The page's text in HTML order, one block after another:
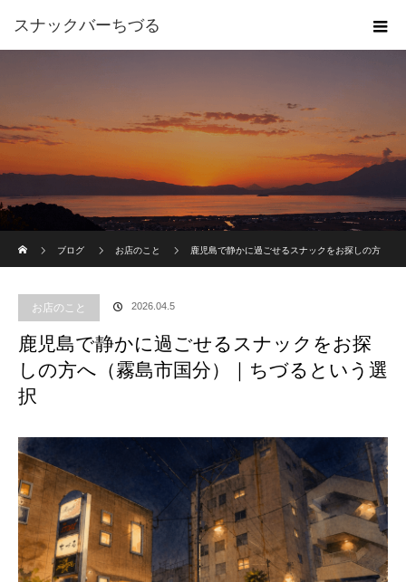
スナックバーちづる
ブログ
お店のこと 鹿児島で静かに過ごせるスナックをお探しの方
お店のこと 2026.04.5
鹿児島で静かに過ごせるスナックをお探
しの方へ（霧島市国分）｜ちづるという選
択